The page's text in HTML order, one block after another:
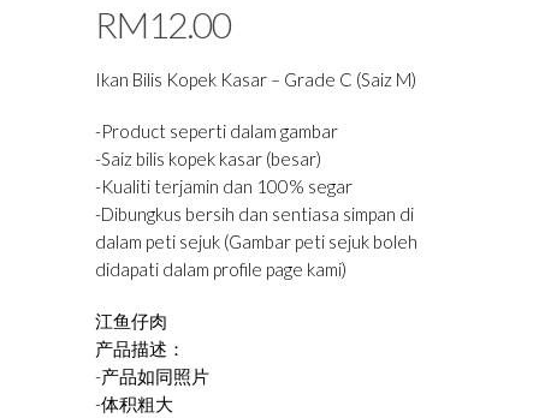
RM12.00
Ikan Bilis Kopek Kasar – Grade C (Saiz M)
-Product seperti dalam gambar
-Saiz bilis kopek kasar (besar)
-Kualiti terjamin dan 100% segar
-Dibungkus bersih dan sentiasa simpan di
dalam peti sejuk (Gambar peti sejuk boleh
didapati dalam profile page kami)
江鱼仔肉
产品描述：
-产品如同照片
-体积粗大